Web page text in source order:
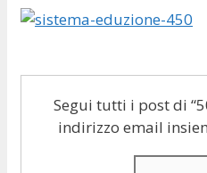
Segui tutti i post di
indirizzo email